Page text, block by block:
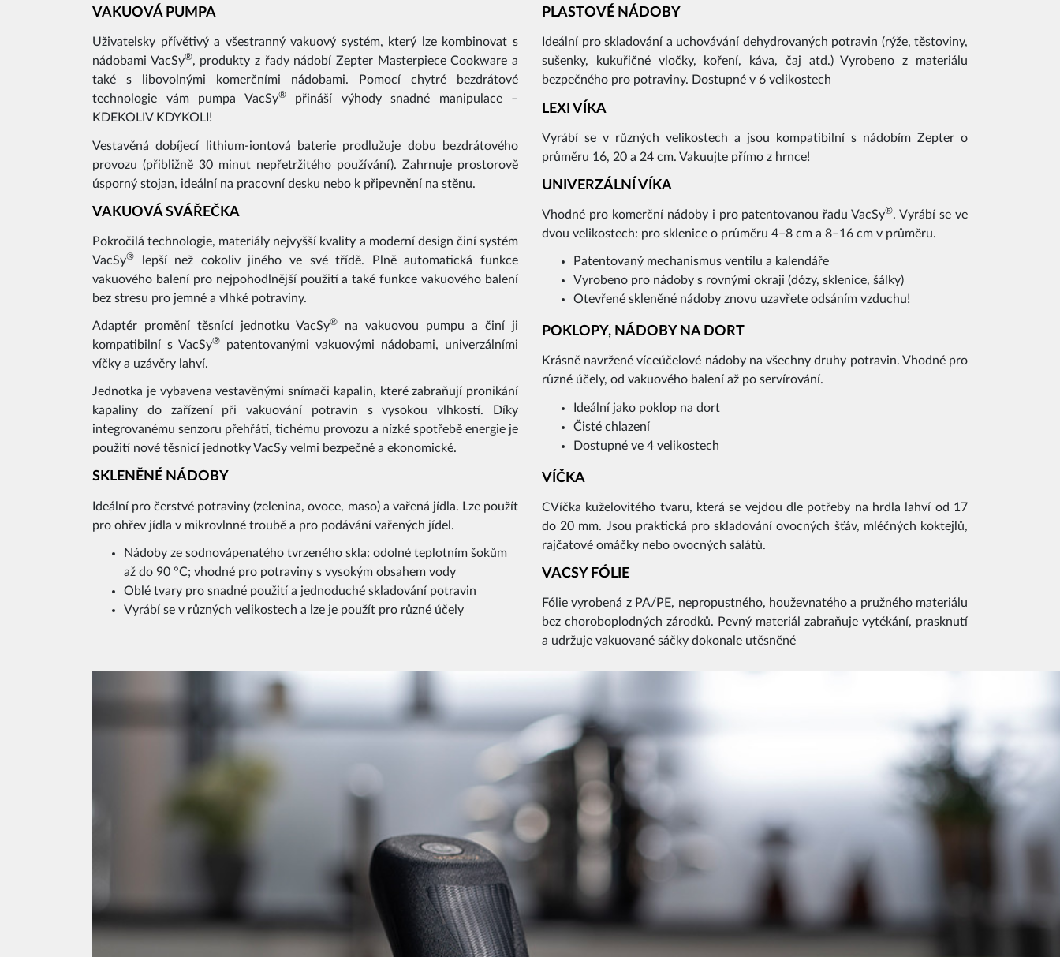
VAKUOVÁ PUMPA
Uživatelsky přívětivý a všestranný vakuový systém, který lze kombinovat s
nádobami VacSy®, produkty z řady nádobí Zepter Masterpiece Cookware a
také s libovolnými komerčními nádobami. Pomocí chytré bezdrátové
technologie vám pumpa VacSy®přináší výhody snadné manipulace –
KDEKOLIV KDYKOLI!
Vestavěná dobíjecí lithium-iontová baterie prodlužuje dobu bezdrátového
provozu (přibližně 30 minut nepřetržitého používání). Zahrnuje prostorově
úsporný stojan, ideální na pracovní desku nebo k připevnění na stěnu.
VAKUOVÁ SVÁŘEČKA
Pokročilá technologie, materiály nejvyšší kvality a moderní design činí systém
VacSy®
lepší než cokoliv jiného ve své třídě. Plně automatická funkce
vakuového balení pro nejpohodlnější použití a také funkce vakuového balení
bez stresu pro jemné a vlhké potraviny.
Adaptér promění těsnící jednotku VacSy®
na vakuovou pumpu a činí ji
kompatibilní s VacSy®
patentovanými vakuovými nádobami, univerzálními
víčky a uzávěry lahví.
Jednotka je vybavena vestavěnými snímači kapalin, které zabraňují pronikání
kapaliny do zařízení při vakuování potravin s vysokou vlhkostí. Díky
integrovanému senzoru přehřátí, tichému provozu a nízké spotřebě energie je
použití nové těsnicí jednotky VacSy velmi bezpečné a ekonomické.
SKLENĚNÉ NÁDOBY
Ideální pro čerstvé potraviny (zelenina, ovoce, maso) a vařená jídla. Lze použít
pro ohřev jídla v mikrovlnné troubě a pro podávání vařených jídel.
Nádoby ze sodnovápenatého tvrzeného skla: odolné teplotním šokům
až do 90 °C; vhodné pro potraviny s vysokým obsahem vody
Oblé tvary pro snadné použití a jednoduché skladování potravin
Vyrábí se v různých velikostech a lze je použít pro různé účely
PLASTOVÉ NÁDOBY
Ideální pro skladování a uchovávání dehydrovaných potravin (rýže, těstoviny,
sušenky, kukuřičné vločky, koření, káva, čaj atd.) Vyrobeno z materiálu
bezpečného pro potraviny. Dostupné v 6 velikostech
LEXI VÍKA
Vyrábí se v různých velikostech a jsou kompatibilní s nádobím Zepter o
průměru 16, 20 a 24 cm. Vakuujte přímo z hrnce!
UNIVERZÁLNÍ VÍKA
Vhodné pro komerční nádoby i pro patentovanou řadu VacSy®. Vyrábí se ve
dvou velikostech: pro sklenice o průměru 4–8 cm a 8–16 cm v průměru.
Patentovaný mechanismus ventilu a kalendáře
Vyrobeno pro nádoby s rovnými okraji (dózy, sklenice, šálky)
Otevřené skleněné nádoby znovu uzavřete odsáním vzduchu!
POKLOPY, NÁDOBY NA DORT
Krásně navržené víceúčelové nádoby na všechny druhy potravin. Vhodné pro
různé účely, od vakuového balení až po servírování.
Ideální jako poklop na dort
Čisté chlazení
Dostupné ve 4 velikostech
VÍČKA
CVíčka kuželovitého tvaru, která se vejdou dle potřeby na hrdla lahví od 17
do 20 mm. Jsou praktická pro skladování ovocných šťáv, mléčných koktejlů,
rajčatové omáčky nebo ovocných salátů.
VACSY FÓLIE
Fólie vyrobená z PA/PE, nepropustného, houževnatého a pružného materiálu
bez choroboplodných zárodků. Pevný materiál zabraňuje vytékání, prasknutí
a udržuje vakuované sáčky dokonale utěsněné